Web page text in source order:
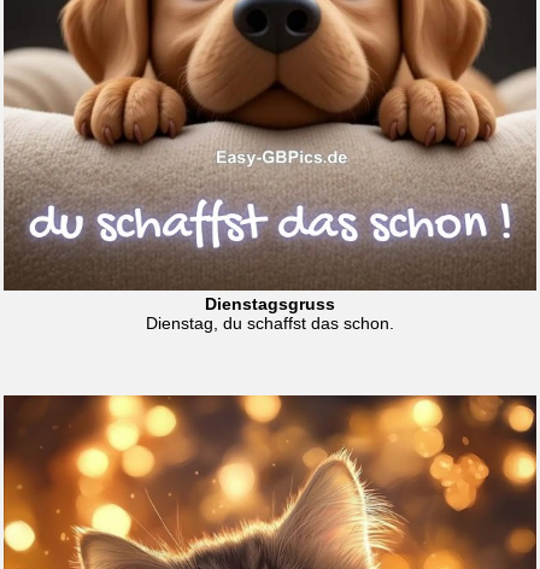
Dienstagsgruss
Dienstag, du schaffst das schon.